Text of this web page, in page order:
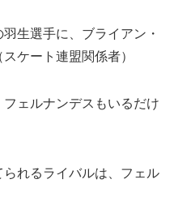
生選手に、ブライアン・
ケート連盟関係者）
ェルナンデスもいるだけ
れるライバルは、フェル